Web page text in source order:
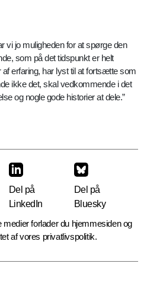
vi jo muligheden for at spørge den
som på det tidspunkt er helt
erfaring, har lyst til at fortsætte som
ikke det, skal vedkommende i det
og nogle gode historier at dele.”
Del på
LinkedIn
Del på
Bluesky
medier forlader du hjemmesiden og
af vores privatlivspolitik.